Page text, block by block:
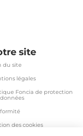
site
du site
légales
Foncia de protection
des cookies